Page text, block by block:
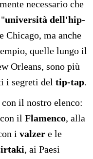
necessario che
università dell'hip-
Chicago, ma anche
quelle lungo il
Orleans, sono più
i segreti del tip-tap.
il nostro elenco:
il Flamenco, alla
i valzer e le
, ai Paesi